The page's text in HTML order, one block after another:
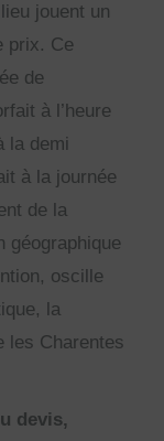
jouent un
prix. Ce
de
à l’heure
la demi
à la journée
de la
géographique
oscille
la
les Charentes
devis,